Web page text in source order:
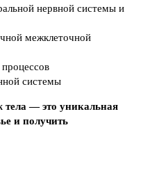
нервной системы и
межклеточной
системы
— это уникальная
и получить